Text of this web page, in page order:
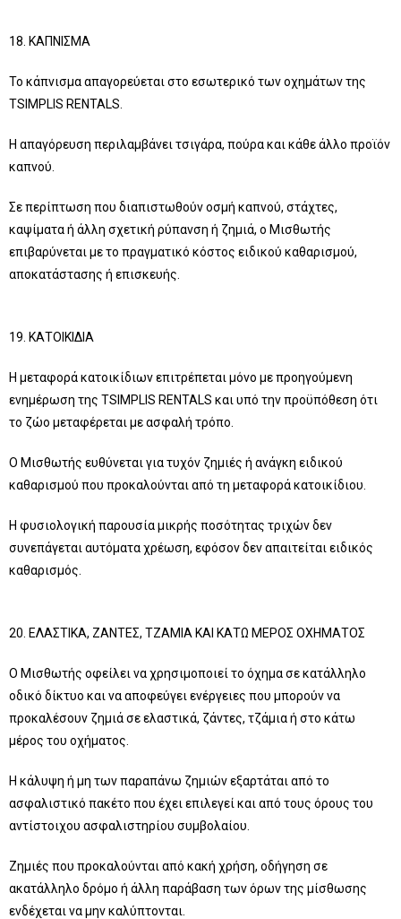
18. ΚΑΠΝΙΣΜΑ
Το κάπνισμα απαγορεύεται στο εσωτερικό των οχημάτων της
TSIMPLIS RENTALS.
Η απαγόρευση περιλαμβάνει τσιγάρα, πούρα και κάθε άλλο προϊόν
καπνού.
Σε περίπτωση που διαπιστωθούν οσμή καπνού, στάχτες,
καψίματα ή άλλη σχετική ρύπανση ή ζημιά, ο Μισθωτής
επιβαρύνεται με το πραγματικό κόστος ειδικού καθαρισμού,
αποκατάστασης ή επισκευής.
19. ΚΑΤΟΙΚΙΔΙΑ
Η μεταφορά κατοικίδιων επιτρέπεται μόνο με προηγούμενη
ενημέρωση της TSIMPLIS RENTALS και υπό την προϋπόθεση ότι
το ζώο μεταφέρεται με ασφαλή τρόπο.
Ο Μισθωτής ευθύνεται για τυχόν ζημιές ή ανάγκη ειδικού
καθαρισμού που προκαλούνται από τη μεταφορά κατοικίδιου.
Η φυσιολογική παρουσία μικρής ποσότητας τριχών δεν
συνεπάγεται αυτόματα χρέωση, εφόσον δεν απαιτείται ειδικός
καθαρισμός.
20. ΕΛΑΣΤΙΚΑ, ΖΑΝΤΕΣ, ΤΖΑΜΙΑ ΚΑΙ ΚΑΤΩ ΜΕΡΟΣ ΟΧΗΜΑΤΟΣ
Ο Μισθωτής οφείλει να χρησιμοποιεί το όχημα σε κατάλληλο
οδικό δίκτυο και να αποφεύγει ενέργειες που μπορούν να
προκαλέσουν ζημιά σε ελαστικά, ζάντες, τζάμια ή στο κάτω
μέρος του οχήματος.
Η κάλυψη ή μη των παραπάνω ζημιών εξαρτάται από το
ασφαλιστικό πακέτο που έχει επιλεγεί και από τους όρους του
αντίστοιχου ασφαλιστηρίου συμβολαίου.
Ζημιές που προκαλούνται από κακή χρήση, οδήγηση σε
ακατάλληλο δρόμο ή άλλη παράβαση των όρων της μίσθωσης
ενδέχεται να μην καλύπτονται.